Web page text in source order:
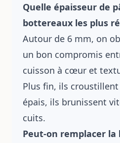
Quelle épaisseur de
bottereaux les plus
Autour de 6 mm, on
un bon compromis
cuisson à cœur et
Plus fin, ils
épais, ils brunissent
cuits.
Peut-on remplacer la